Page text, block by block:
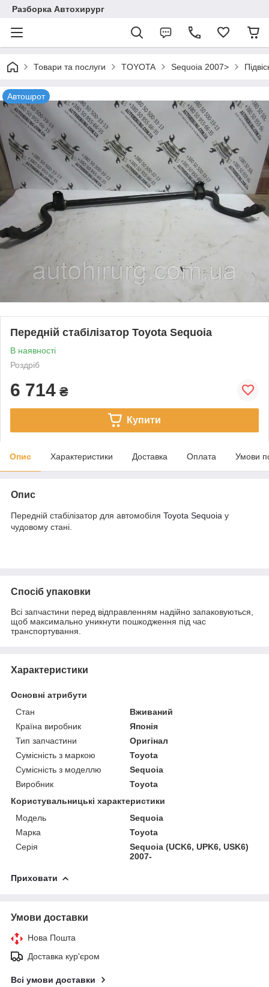
Разборка Автохирург
Товари та послуги TOYOTA Sequoia 2007>
Автошрот
Передній стабілізатор Toyota Sequoia
В наявності
Роздріб
6 714 ₴
Купити
Опис Характеристики Доставка Оплата Умови
Опис
Передній стабілізатор для автомобіля Toyota Sequoia у
чудовому стані.
Спосіб упаковки
Всі запчастини перед відправленням надійно запаковуються,
щоб максимально уникнути пошкодження під час
транспортування.
Характеристики
Основні атрибути
Стан
Вживаний
Країна виробник
Японія
Тип запчастини
Оригінал
Сумісність з маркою
Toyota
Сумісність з моделлю
Sequoia
Виробник
Toyota
Користувальницькі характеристики
Модель
Sequoia
Марка
Toyota
Серія
Sequoia (UCK6, UPK6, USK6)
2007-
Приховати
Умови доставки
Нова Пошта
Доставка кур'єром
Всі умови доставки